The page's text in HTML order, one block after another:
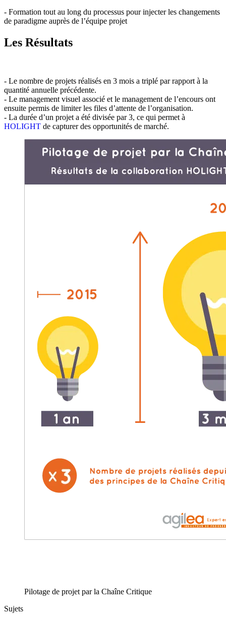
- Formation tout au long du processus pour injecter les changements
de paradigme auprès de l’équipe projet
Les Résultats
- Le nombre de projets réalisés en 3 mois a triplé par rapport à la
quantité annuelle précédente.
- Le management visuel associé et le management de l’encours ont
ensuite permis de limiter les files d’attente de l’organisation.
- La durée d’un projet a été divisée par 3, ce qui permet à
HOLIGHT de capturer des opportunités de marché.
Pilotage de projet par la Chaîne Critique
Sujets